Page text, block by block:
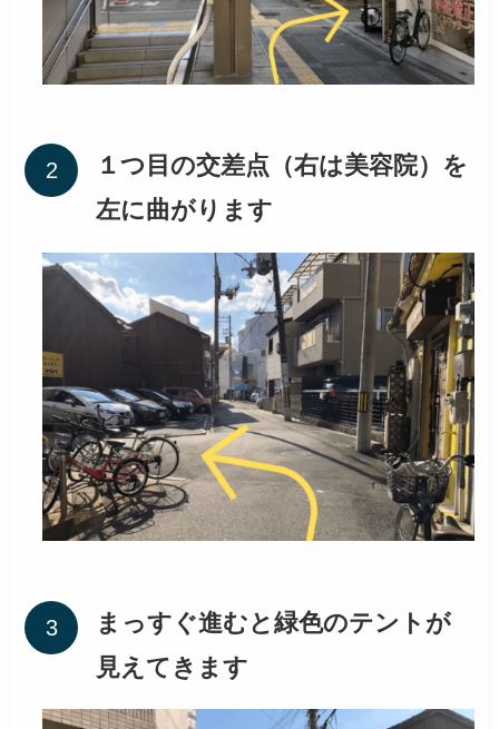
１つ目の交差点（右は美容院）を
左に曲がります
まっすぐ進むと緑色のテントが
見えてきます